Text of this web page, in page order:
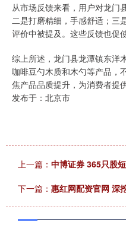
从市场反馈来看，用户对龙门
二是打磨精细，手感舒适；三
评价中被提及。这些反馈也促
综上所述，龙门县龙潭镇东洋
咖啡豆勺木质和木勺等产品，
焦产品品质提升，为消费者提
发布于：北京市
上一篇： 中博证券 365只股
下一篇： 惠红网配资官网 深